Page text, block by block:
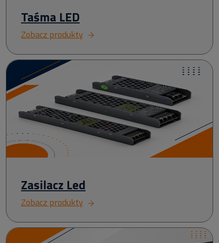
Taśma LED
Zobacz produkty
Zasilacz Led
Zobacz produkty